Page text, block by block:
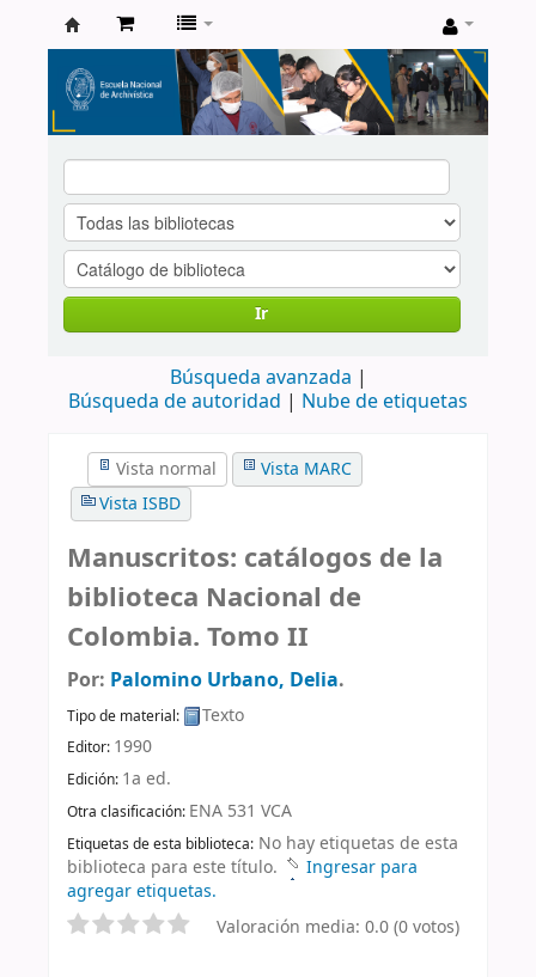
Catálogo
de
Biblioteca
ENA
Ir
Búsqueda avanzada
Búsqueda de autoridad
Nube de etiquetas
Vista normal
Vista MARC
Vista ISBD
Manuscritos: catálogos de la
biblioteca Nacional de
Colombia. Tomo II
Por: Palomino Urbano, Delia.
Tipo de material: Texto
Editor: 1990
Edición: 1a ed.
Otra clasificación: ENA 531 VCA
Etiquetas de esta biblioteca: No hay etiquetas de esta
biblioteca para este título.
Ingresar para
agregar etiquetas.
Valoración media: 0.0 (0 votos)